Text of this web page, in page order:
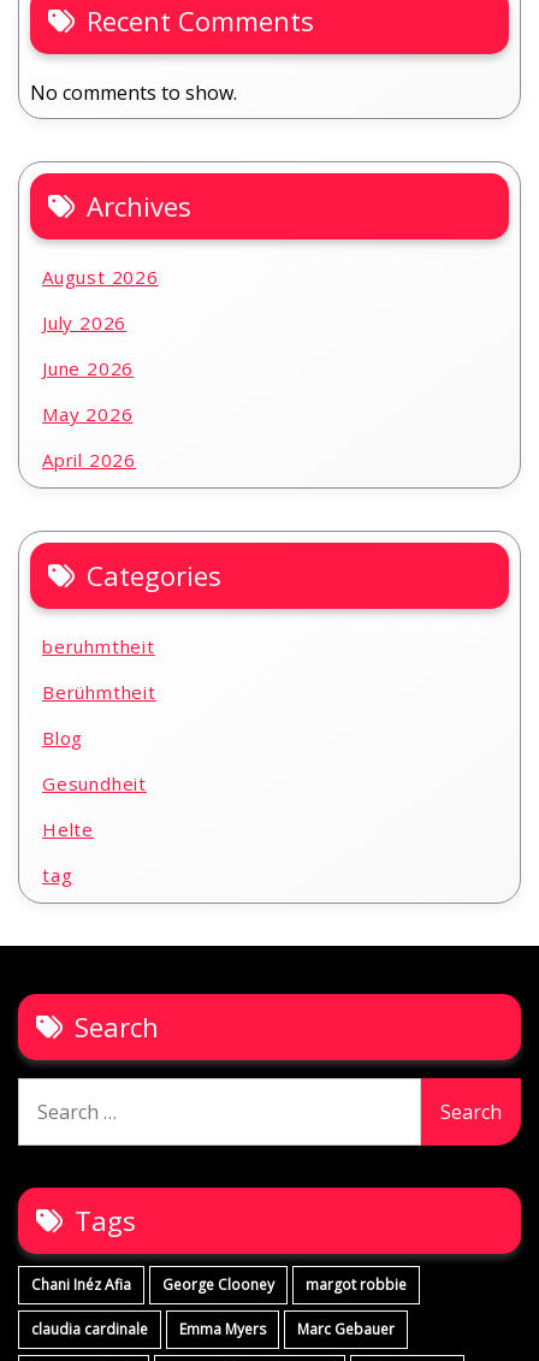
Recent Comments
No comments to show.
Archives
August 2026
July 2026
June 2026
May 2026
April 2026
Categories
beruhmtheit
Berühmtheit
Blog
Gesundheit
Helte
tag
Search
for:
Tags
Chani Inéz Afia George Clooney margot robbie
claudia cardinale Emma Myers Marc Gebauer